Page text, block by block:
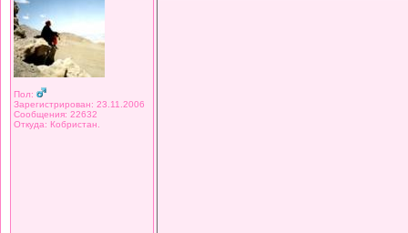
Пол:
Зарегистрирован: 23.11.2006
Сообщения: 22632
Откуда: Кобристан.